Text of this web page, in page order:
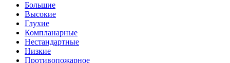
Большие
Высокие
Глухие
Компланарные
Нестандартные
Низкие
Противопожарное